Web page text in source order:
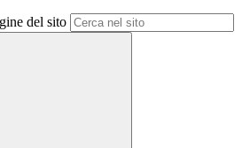
del sito